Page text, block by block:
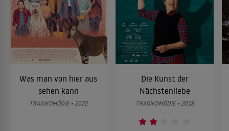
Was man von hier aus
sehen kann
TRAGIKOMÖDIE • 2022
Die Kunst der
Nächstenliebe
TRAGIKOMÖDIE • 2018